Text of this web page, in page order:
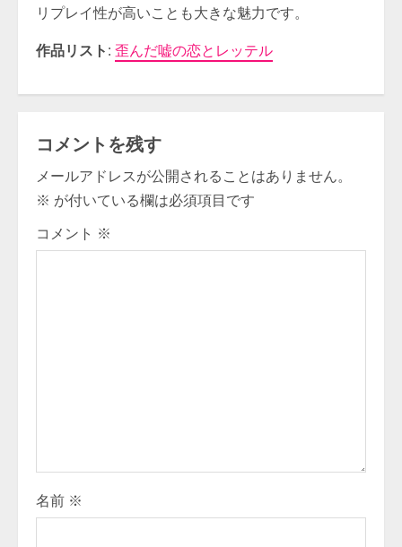
リプレイ性が高いことも大きな魅力です。
作品リスト: 歪んだ嘘の恋とレッテル
コメントを残す
メールアドレスが公開されることはありません。
※ が付いている欄は必須項目です
コメント ※
名前 ※